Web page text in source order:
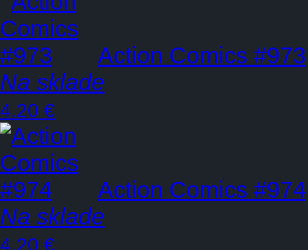
Action Comics #973
Na sklade
4.20 €
Action Comics #974
Na sklade
4.20 €